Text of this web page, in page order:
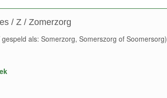
/ Z / Zomerzorg
als: Somerzorg, Somerszorg of Soomersorg)